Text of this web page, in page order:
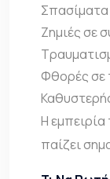
Σπασίματα
Ζημιές σε
Φθορές σε
Η εμπειρία
παίζει